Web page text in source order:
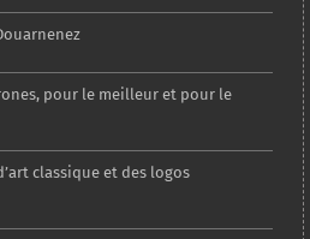
pour le meilleur et pour le
classique et des logos